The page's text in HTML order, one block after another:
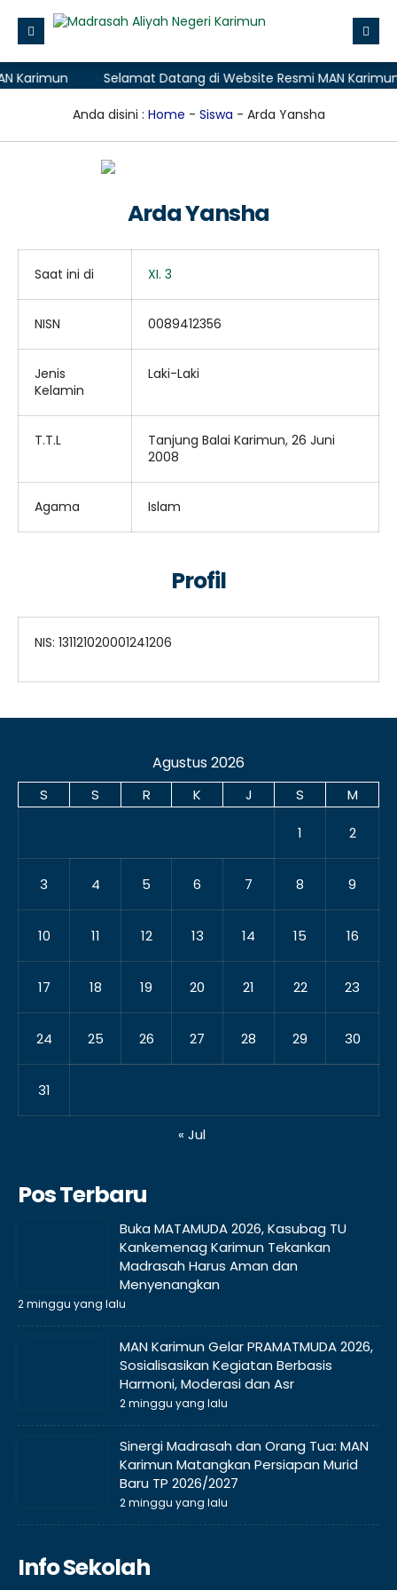
Beranda
Layanan Madrasah
Aplikasi
PMB (Penerimaan Murid Baru)
Selamat Datang di Website Resmi MAN Karimun
Anda disini : Home - Siswa - Arda Yansha
Arda Yansha
Saat ini di XI. 3
NISN 0089412356
Jenis
Kelamin
Laki-Laki
T.T.L
Tanjung Balai Karimun, 26 Juni
2008
Agama Islam
Profil
NIS: 131121020001241206
Agustus 2026
S S R K J S M
1 2
3 4 5 6 7 8 9
10 11 12 13 14 15 16
17 18 19 20 21 22 23
24 25 26 27 28 29 30
31
« Jul
Pos Terbaru
Buka MATAMUDA 2026, Kasubag TU
Kankemenag Karimun Tekankan
Madrasah Harus Aman dan
Menyenangkan
2 minggu yang lalu
MAN Karimun Gelar PRAMATMUDA 2026,
Sosialisasikan Kegiatan Berbasis
Harmoni, Moderasi dan Asr
2 minggu yang lalu
Sinergi Madrasah dan Orang Tua: MAN
Karimun Matangkan Persiapan Murid
Baru TP 2026/2027
2 minggu yang lalu
Info Sekolah